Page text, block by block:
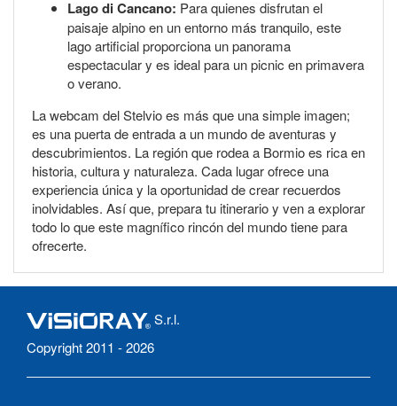
Lago di Cancano: Para quienes disfrutan el
paisaje alpino en un entorno más tranquilo, este
lago artificial proporciona un panorama
espectacular y es ideal para un picnic en primavera
o verano.
La webcam del Stelvio es más que una simple imagen;
es una puerta de entrada a un mundo de aventuras y
descubrimientos. La región que rodea a Bormio es rica en
historia, cultura y naturaleza. Cada lugar ofrece una
experiencia única y la oportunidad de crear recuerdos
inolvidables. Así que, prepara tu itinerario y ven a explorar
todo lo que este magnífico rincón del mundo tiene para
ofrecerte.
S.r.l.
Copyright 2011 - 2026